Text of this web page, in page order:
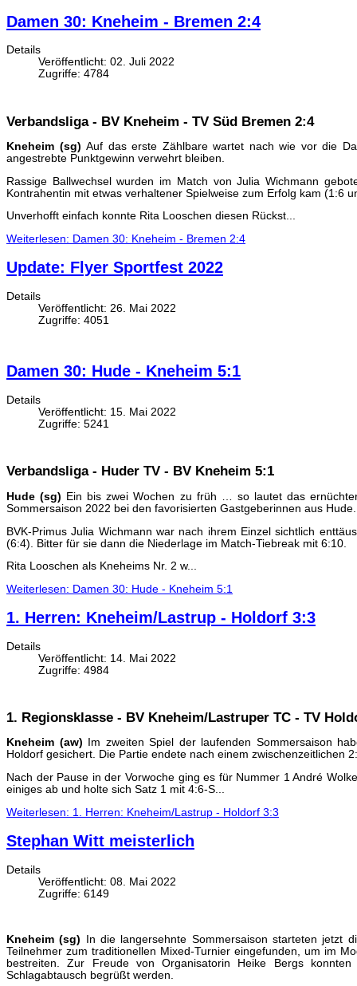
Damen 30: Kneheim - Bremen 2:4
Details
Veröffentlicht: 02. Juli 2022
Zugriffe: 4784
Verbandsliga - BV Kneheim - TV Süd Bremen 2:4
Kneheim (sg)Auf das erste Zählbare wartet nach wie vor die
angestrebte Punktgewinn verwehrt bleiben.
Rassige Ballwechsel wurden im Match von Julia Wichmann
Kontrahentin mit etwas verhaltener Spielweise zum Erfolg kam (1:6
Unverhofft einfach konnte Rita Looschen diesen Rückst...
Weiterlesen: Damen 30: Kneheim - Bremen 2:4
Update: Flyer Sportfest 2022
Details
Veröffentlicht: 26. Mai 2022
Zugriffe: 4051
Damen 30: Hude - Kneheim 5:1
Details
Veröffentlicht: 15. Mai 2022
Zugriffe: 5241
Verbandsliga - Huder TV - BV Kneheim 5:1
Hude (sg) Ein bis zwei Wochen zu früh … so lautet das
Sommersaison 2022 bei den favorisierten Gastgeberinnen aus Hude.
BVK-Primus Julia Wichmann war nach ihrem Einzel sichtlich
(6:4). Bitter für sie dann die Niederlage im Match-Tiebreak mit 6:10.
Rita Looschen als Kneheims Nr. 2 w...
Weiterlesen: Damen 30: Hude - Kneheim 5:1
1. Herren: Kneheim/Lastrup - Holdorf 3:3
Details
Veröffentlicht: 14. Mai 2022
Zugriffe: 4984
1. Regionsklasse - BV Kneheim/Lastruper TC - TV
Kneheim (aw)
Im zweiten Spiel der laufenden Sommersaison
Holdorf gesichert. Die Partie endete nach einem zwischenzeitlichen
Nach der Pause in der Vorwoche ging es für Nummer 1 André
einiges ab und holte sich Satz 1 mit 4:6-S...
Weiterlesen: 1. Herren: Kneheim/Lastrup - Holdorf 3:3
Stephan Witt meisterlich
Details
Veröffentlicht: 08. Mai 2022
Zugriffe: 6149
Kneheim (sg) In die langersehnte Sommersaison starteten jetzt
Teilnehmer zum traditionellen Mixed-Turnier eingefunden, um im
bestreiten. Zur Freude von Organisatorin Heike Bergs
Schlagabtausch begrüßt werden.